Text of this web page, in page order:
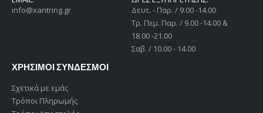
info@xantring.gr
Δευτ. - Παρ. / 9.00 -14.00
Tρ. Πεμ. Παρ. / 9.00 -14.00 &
18.00 -21.00
Σαβ. / 10.00 - 14.00
ΧΡΗΣΙΜΟΙ ΣΥΝΔΕΣΜΟΙ
Σχετικά με εμάς
Τρόποι Πληρωμής